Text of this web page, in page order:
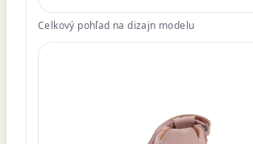
Celkový pohľad na dizajn modelu